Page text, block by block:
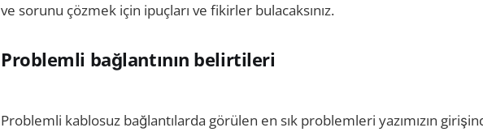
ve sorunu çözmek için ipuçları ve fikirler bulacaksınız.
Problemli bağlantının belirtileri
Problemli kablosuz bağlantılarda görülen en sık problemleri yazımızın